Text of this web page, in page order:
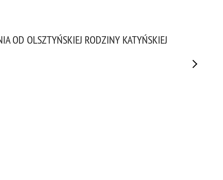
OD OLSZTYŃSKIEJ RODZINY KATYŃSKIEJ